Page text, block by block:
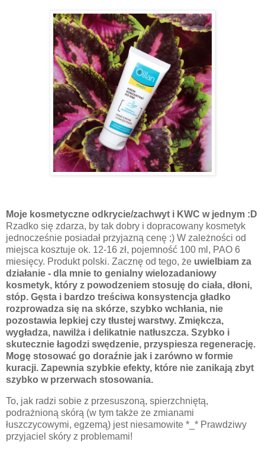
Moje kosmetyczne odkrycie/zachwyt i KWC w jednym :D
Rzadko się zdarza, by tak dobry i dopracowany kosmetyk
jednocześnie posiadał przyjazną cenę ;) W zależności od
miejsca kosztuje ok. 12-16 zł, pojemność 100 ml, PAO 6
miesięcy. Produkt polski. Zacznę od tego, że uwielbiam za
działanie - dla mnie to genialny wielozadaniowy
kosmetyk, który z powodzeniem stosuję do ciała, dłoni,
stóp. Gęsta i bardzo treściwa konsystencja gładko
rozprowadza się na skórze, szybko wchłania, nie
pozostawia lepkiej czy tłustej warstwy. Zmiękcza,
wygładza, nawilża i delikatnie natłuszcza. Szybko i
skutecznie łagodzi swędzenie, przyspiesza regenerację.
Mogę stosować go doraźnie jak i zarówno w formie
kuracji. Zapewnia szybkie efekty, które nie zanikają zbyt
szybko w przerwach stosowania.
To, jak radzi sobie z przesuszoną, spierzchniętą,
podrażnioną skórą (w tym także ze zmianami
łuszczycowymi, egzemą) jest niesamowite *_* Prawdziwy
przyjaciel skóry z problemami!